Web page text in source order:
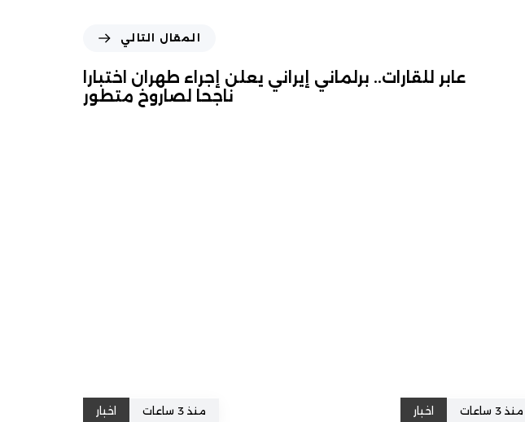
المقال التالي
عابر للقارات.. برلماني إيراني يعلن إجراء طهران اختبارا
ناجحا لصاروخ متطور
منذ 3 ساعات اخبار منذ 3 ساعات اخبار